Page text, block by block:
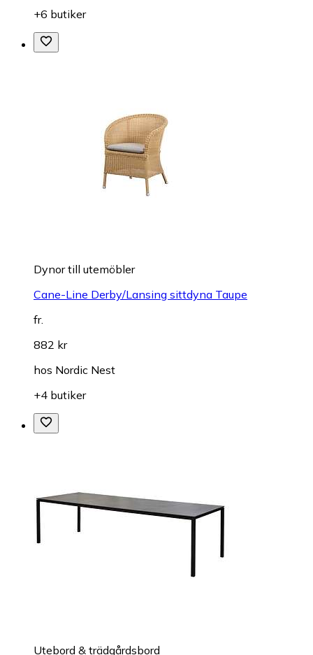
+6 butiker
Dynor till utemöbler
Cane-Line Derby/Lansing sittdyna Taupe
fr.
882 kr
hos Nordic Nest
+4 butiker
Utebord & trädgårdsbord